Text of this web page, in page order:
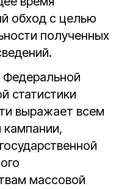
обход с целью
полученных
Федеральной
статистики
выражает всем
кампании,
массовой